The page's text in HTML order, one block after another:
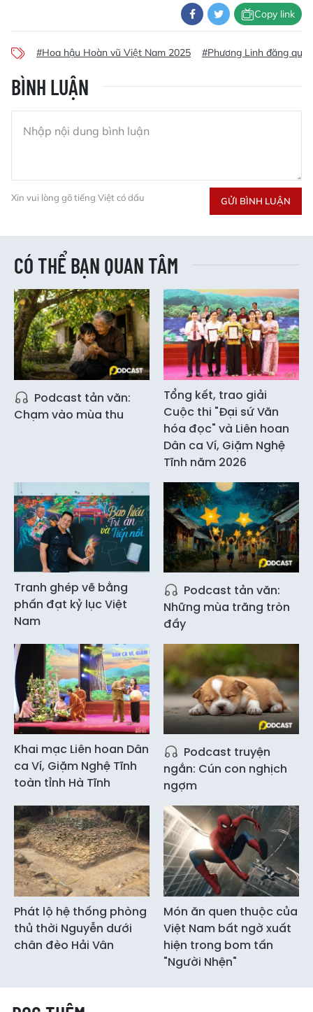
Copy link
#Hoa hậu Hoàn vũ Việt Nam 2025 #Phương Linh đăng
BÌNH LUẬN
Xin vui lòng gõ tiếng Việt có dấu GỬI BÌNH LUẬN
CÓ THỂ BẠN QUAN TÂM
Podcast tản văn:
Chạm vào mùa thu
Tổng kết, trao giải
Cuộc thi "Đại sứ Văn
hóa đọc" và Liên hoan
Dân ca Ví, Giặm Nghệ
Tĩnh năm 2026
Tranh ghép vẽ bằng
phấn đạt kỷ lục Việt
Nam
Podcast tản văn:
Những mùa trăng tròn
đầy
Khai mạc Liên hoan Dân
ca Ví, Giặm Nghệ Tĩnh
toàn tỉnh Hà Tĩnh
Podcast truyện
ngắn: Cún con nghịch
ngợm
Phát lộ hệ thống phòng
thủ thời Nguyễn dưới
chân đèo Hải Vân
Món ăn quen thuộc của
Việt Nam bất ngờ xuất
hiện trong bom tấn
"Người Nhện"